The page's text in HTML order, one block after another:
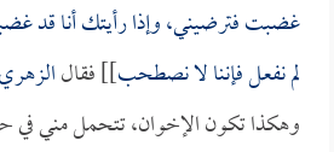
غضبت فترضيني، وإذا رأيتك أنا قد
لم نفعل فإننا لا نصطحب]] فقالالزهري
وهكذا تكون الإخوان، تتحمل مني